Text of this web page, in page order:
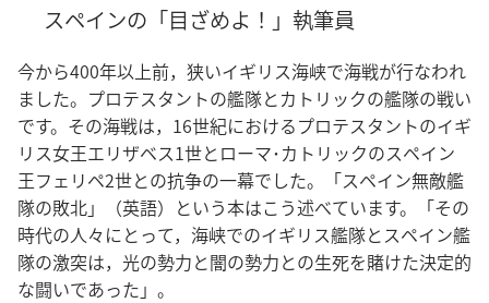
スペインの「目ざめよ！」執筆員
今から400年以上前，狭いイギリス海峡で海戦が行なわれ
ました。プロテスタントの艦隊とカトリックの艦隊の戦い
です。その海戦は，16世紀におけるプロテスタントのイギ
リス女王エリザベス1世とローマ･カトリックのスペイン
王フェリペ2世との抗争の一幕でした。「スペイン無敵艦
隊の敗北」（英語）という本はこう述べています。「その
時代の人々にとって，海峡でのイギリス艦隊とスペイン艦
隊の激突は，光の勢力と闇の勢力との生死を賭けた決定的
な闘いであった」。